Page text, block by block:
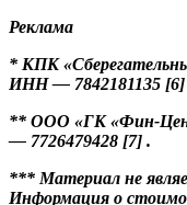
Реклама
* КПК
ИНН — 7842181135 [6]
** ООО «ГК «Фин-
— 7726479428 [7] .
*** Материал не
Информация о